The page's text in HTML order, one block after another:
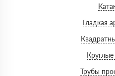
Гладкая
Трубы